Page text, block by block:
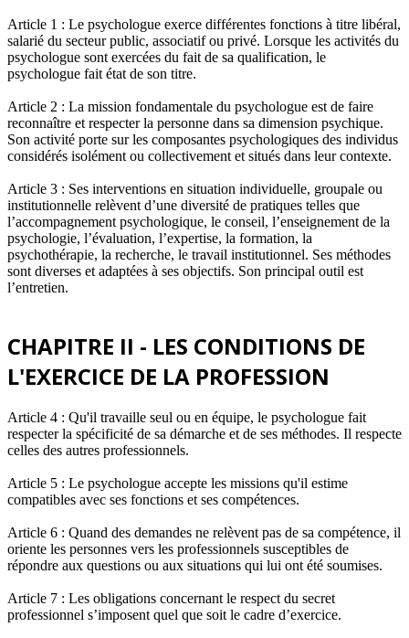
Article 1 : Le psychologue exerce différentes fonctions à titre libéral,
salarié du secteur public, associatif ou privé. Lorsque les activités du
psychologue sont exercées du fait de sa qualification, le
psychologue fait état de son titre.
Article 2 : La mission fondamentale du psychologue est de faire
reconnaître et respecter la personne dans sa dimension psychique.
Son activité porte sur les composantes psychologiques des individus
considérés isolément ou collectivement et situés dans leur contexte.
Article 3 : Ses interventions en situation individuelle, groupale ou
institutionnelle relèvent d’une diversité de pratiques telles que
l’accompagnement psychologique, le conseil, l’enseignement de la
psychologie, l’évaluation, l’expertise, la formation, la
psychothérapie, la recherche, le travail institutionnel. Ses méthodes
sont diverses et adaptées à ses objectifs. Son principal outil est
l’entretien.
CHAPITRE II - LES CONDITIONS DE
L'EXERCICE DE LA PROFESSION
Article 4 : Qu'il travaille seul ou en équipe, le psychologue fait
respecter la spécificité de sa démarche et de ses méthodes. Il respecte
celles des autres professionnels.
Article 5 : Le psychologue accepte les missions qu'il estime
compatibles avec ses fonctions et ses compétences.
Article 6 : Quand des demandes ne relèvent pas de sa compétence, il
oriente les personnes vers les professionnels susceptibles de
répondre aux questions ou aux situations qui lui ont été soumises.
Article 7 : Les obligations concernant le respect du secret
professionnel s’imposent quel que soit le cadre d’exercice.